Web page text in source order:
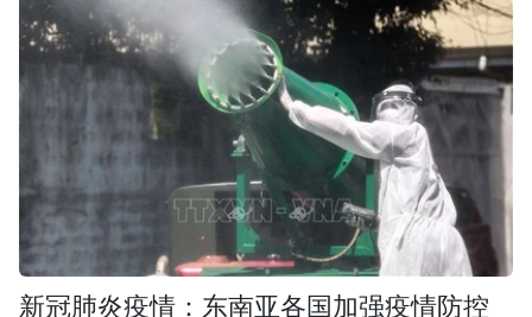
新冠肺炎疫情：东南亚各国加强疫情防控